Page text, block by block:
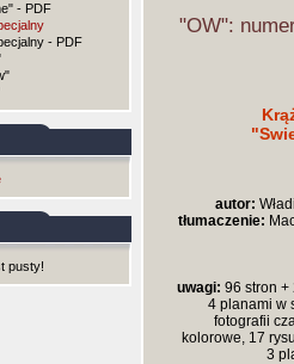
- PDF
- PDF
pusty!
"OW":
autor:
tłumaczenie:
uwagi: 96 stron +
4 planami w
fotografii
kolorowe, 17
3